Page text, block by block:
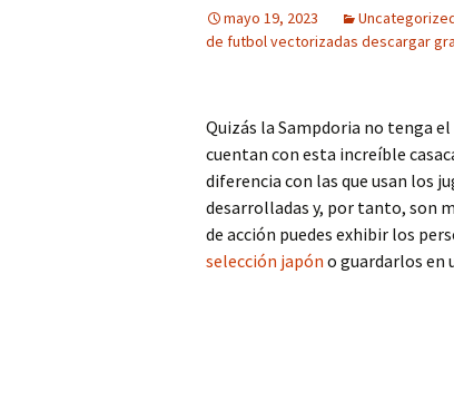
mayo 19, 2023
de futbol vectorizadas descargar
Quizás la Sampdoria no tenga
cuentan con esta increíble
diferencia con las que usan los
desarrolladas y, por tanto, son
de acción puedes exhibir los
selección japón o guardarlos en